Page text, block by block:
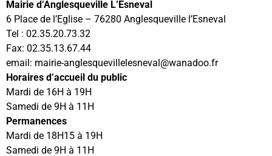
Mairie d’Anglesqueville L’Esneval
6 Place de l’Eglise – 76280 Anglesqueville l’Esneval
Tel : 02.35.20.73.32
Fax: 02.35.13.67.44
email: mairie-anglesquevillelesneval@wanadoo.fr
Horaires d’accueil du public
Mardi de 16H à 19H
Samedi de 9H à 11H
Permanences
Mardi de 18H15 à 19H
Samedi de 9H à 11H